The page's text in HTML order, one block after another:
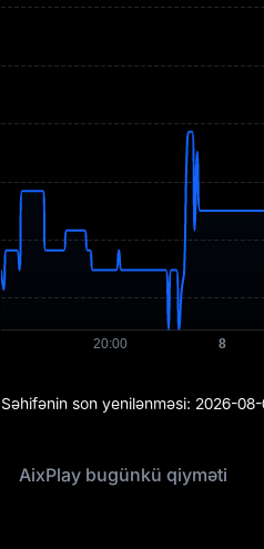
Səhifənin son yenilənməsi: 2026-
AixPlay bugünkü qiyməti